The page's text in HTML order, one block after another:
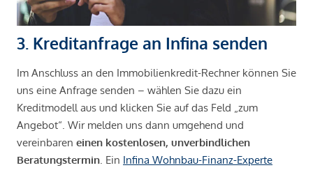
3. Kreditanfrage an Infina senden
Im Anschluss an den Immobilienkredit-Rechner können Sie
uns eine Anfrage senden – wählen Sie dazu ein
Kreditmodell aus und klicken Sie auf das Feld „zum
Angebot“. Wir melden uns dann umgehend und
vereinbaren einen kostenlosen, unverbindlichen
Beratungstermin . Ein Infina Wohnbau-Finanz-Experte